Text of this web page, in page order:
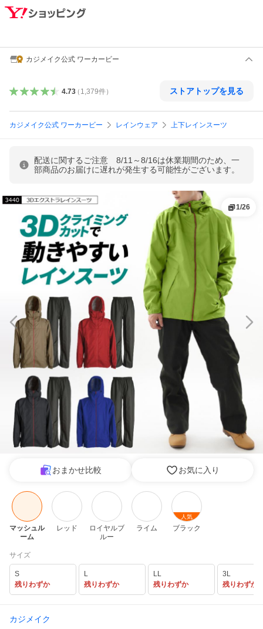
カジメイク公式 ワーカービー
4.73（ 1,379件） ストアトップを見る
カジメイク公式 ワーカービー レインウェア 上下レインスーツ
配送に関するご注意 8/11～8/16は休業期間のため、一
部商品のお届けに遅れが発生する可能性がございます。
1/26
おまかせ比較 お気に入り
マッシュル
ーム
レッド
ロイヤルブ
ルー
ライム
人気
ブラック
サイズ
S
残りわずか
L
残りわずか
LL
残りわずか
3L
残りわずか
カジメイク